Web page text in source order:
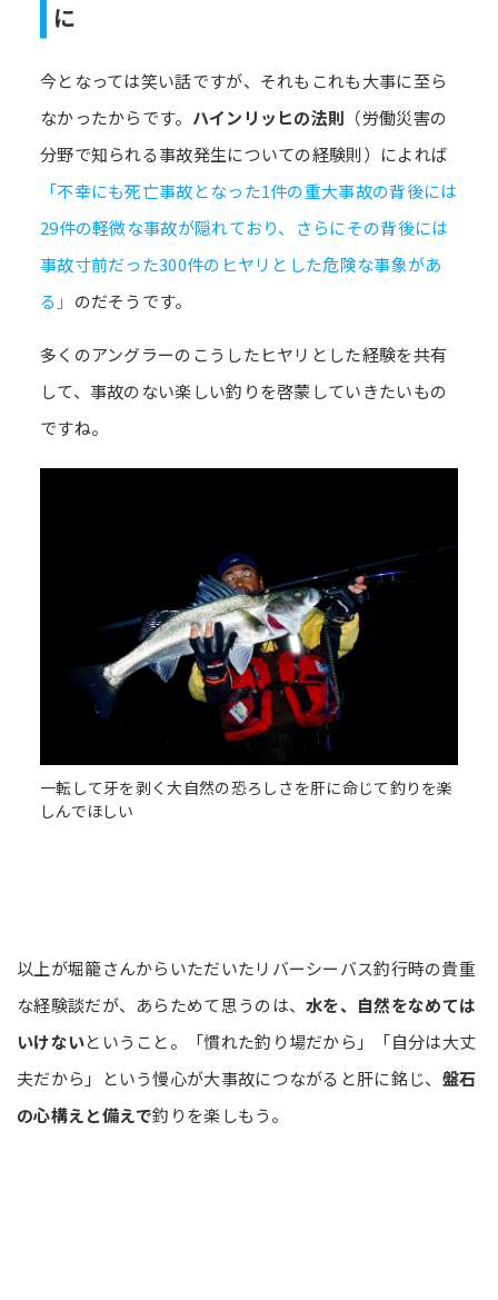
に
今となっては笑い話ですが、それもこれも大事に至ら
なかったからです。 ハインリッヒの法則 （労働災害の
分野で知られる事故発生についての経験則）によれば
「不幸にも死亡事故となった1件の重大事故の背後には
29件の軽微な事故が隠れており、さらにその背後には
事故寸前だった300件のヒヤリとした危険な事象があ
る」 のだそうです。
多くのアングラーのこうしたヒヤリとした経験を共有
して、事故のない楽しい釣りを啓蒙していきたいもの
ですね。
一転して牙を剥く大自然の恐ろしさを肝に命じて釣りを楽
しんでほしい
以上が堀籠さんからいただいたリバーシーバス釣行時の貴重
な経験談だが、あらためて思うのは、水を、自然をなめては
いけないということ。「慣れた釣り場だから」「自分は大丈
夫だから」という慢心が大事故につながると肝に銘じ、 盤石
の心構えと備えで釣りを楽しもう。